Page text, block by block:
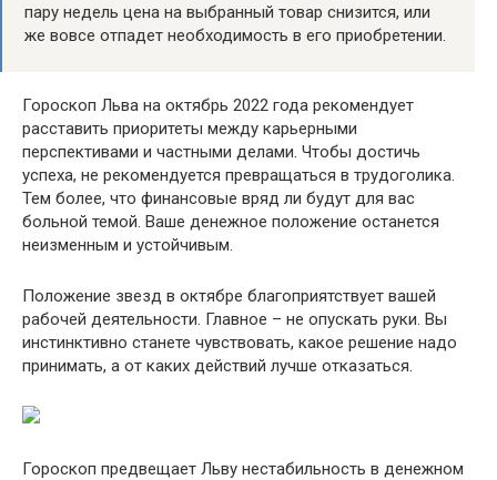
пару недель цена на выбранный товар снизится, или
же вовсе отпадет необходимость в его приобретении.
Гороскоп Льва на октябрь 2022 года рекомендует
расставить приоритеты между карьерными
перспективами и частными делами. Чтобы достичь
успеха, не рекомендуется превращаться в трудоголика.
Тем более, что финансовые вряд ли будут для вас
больной темой. Ваше денежное положение останется
неизменным и устойчивым.
Положение звезд в октябре благоприятствует вашей
рабочей деятельности. Главное – не опускать руки. Вы
инстинктивно станете чувствовать, какое решение надо
принимать, а от каких действий лучше отказаться.
Гороскоп предвещает Льву нестабильность в денежном